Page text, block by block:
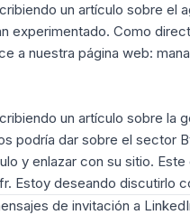
un artículo sobre el
experimentado. Como
a nuestra página web:
un artículo sobre la
podría dar sobre el sector
y enlazar con su sitio.
Estoy deseando discutirlo
de invitación a